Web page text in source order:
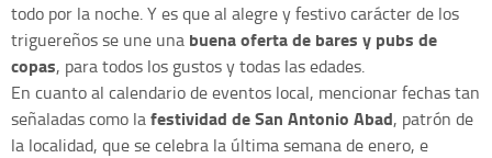
todo por la noche. Y es que al alegre y festivo carácter de los
triguereños se une una buena oferta de bares y pubs de
copas, para todos los gustos y todas las edades.
En cuanto al calendario de eventos local, mencionar fechas tan
señaladas como lafestividad de San Antonio Abad, patrón de
la localidad, que se celebra la última semana de enero, e